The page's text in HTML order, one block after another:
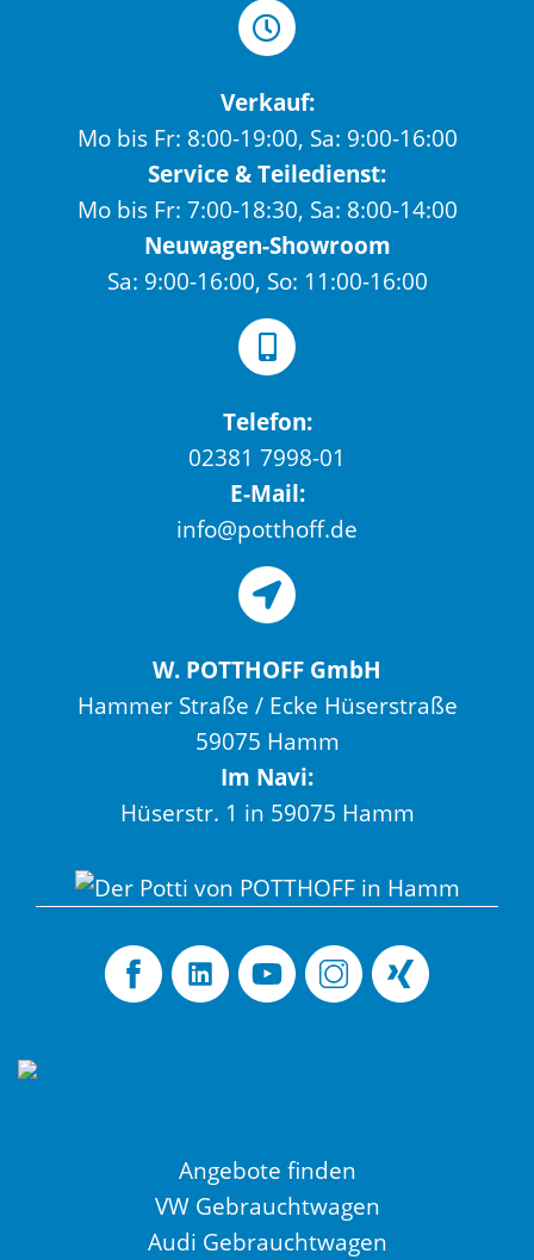
Verkauf:
Mo bis Fr: 8:00-19:00, Sa: 9:00-16:00
Service & Teiledienst:
Mo bis Fr: 7:00-18:30, Sa: 8:00-14:00
Neuwagen-Showroom
Sa: 9:00-16:00, So: 11:00-16:00
Telefon:
02381 7998-01
E-Mail:
info@potthoff.de
W. POTTHOFF GmbH
Hammer Straße / Ecke Hüserstraße
59075 Hamm
Im Navi:
Hüserstr. 1 in 59075 Hamm
Angebote finden
VW Gebrauchtwagen
Audi Gebrauchtwagen